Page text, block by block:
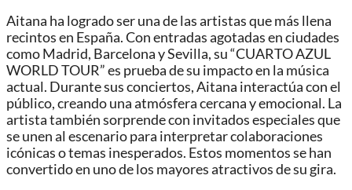
Aitana ha logrado ser una de las artistas que más llena
recintos en España. Con entradas agotadas en ciudades
como Madrid, Barcelona y Sevilla, su “CUARTO AZUL
WORLD TOUR” es prueba de su impacto en la música
actual. Durante sus conciertos, Aitana interactúa con el
público, creando una atmósfera cercana y emocional. La
artista también sorprende con invitados especiales que
se unen al escenario para interpretar colaboraciones
icónicas o temas inesperados. Estos momentos se han
convertido en uno de los mayores atractivos de su gira.